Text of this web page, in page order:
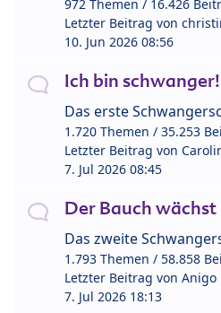
972 Themen / 16.426
Letzter Beitrag von
10. Jun 2026 08:56
Ich bin schwanger!
Das erste
1.720 Themen / 35.253
Letzter Beitrag von
7. Jul 2026 08:45
Der Bauch wächst
Das zweite
1.793 Themen / 58.858
Letzter Beitrag von Anigo
7. Jul 2026 18:13